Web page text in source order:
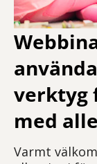
verktyg
med
Varmt